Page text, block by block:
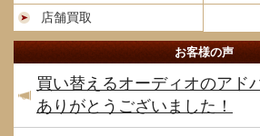
店舗買取
お客様の声
買い替えるオーディオのアド
ありがとうございました！